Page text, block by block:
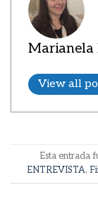
Marianela
View all
Esta entrada
ENTREVISTA,